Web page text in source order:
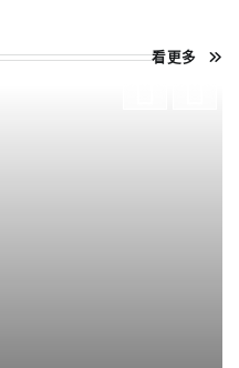
看更多